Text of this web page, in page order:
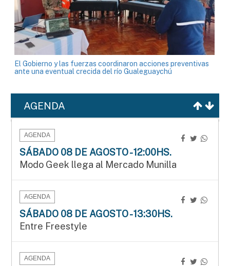
El Gobierno y las fuerzas coordinaron acciones preventivas
ante una eventual crecida del río Gualeguaychú
AGENDA
AGENDA
SÁBADO 08 DE AGOSTO - 12:00HS.
Modo Geek llega al Mercado Munilla
AGENDA
SÁBADO 08 DE AGOSTO - 13:30HS.
Entre Freestyle
AGENDA